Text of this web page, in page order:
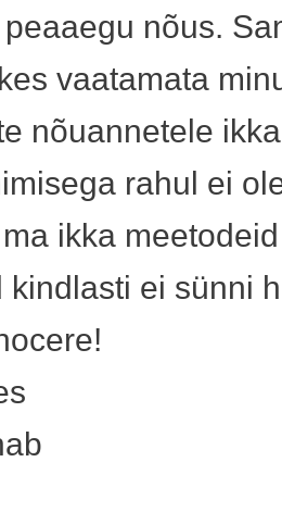
nõus.
vaatamata
nõuannetele
rahul ei
ikka
kindlasti ei sünni